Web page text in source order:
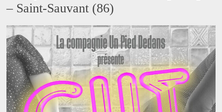
– Saint-Sauvant (86)